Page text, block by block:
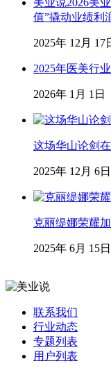
美业说2026美
值”撬动业绩利
2025年 12月 17
2025年医美行
2026年 1月 1日
这场华山论剑
2025年 12月 6日
克丽缇娜荣耀
2025年 6月 15日
联系我们
行业动态
专题列表
用户列表